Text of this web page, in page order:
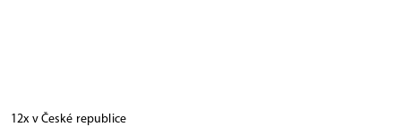
12x v České republice